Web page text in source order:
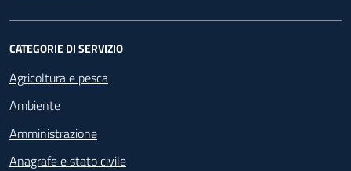
CATEGORIE DI SERVIZIO
Agricoltura e pesca
Ambiente
Amministrazione
Anagrafe e stato civile